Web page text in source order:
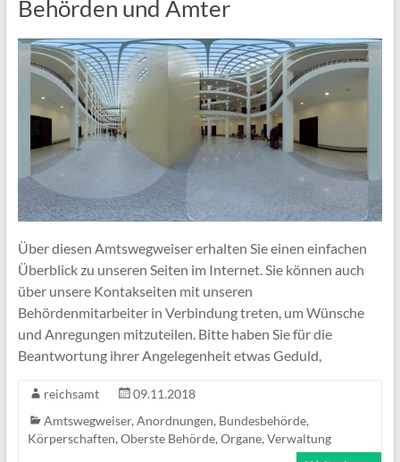
Behörden und Ämter
Über diesen Amtswegweiser erhalten Sie einen einfachen
Überblick zu unseren Seiten im Internet. Sie können auch
über unsere Kontakseiten mit unseren
Behördenmitarbeiter in Verbindung treten, um Wünsche
und Anregungen mitzuteilen. Bitte haben Sie für die
Beantwortung ihrer Angelegenheit etwas Geduld,
reichsamt
09.11.2018
Amtswegweiser, Anordnungen, Bundesbehörde,
Körperschaften, Oberste Behörde, Organe, Verwaltung